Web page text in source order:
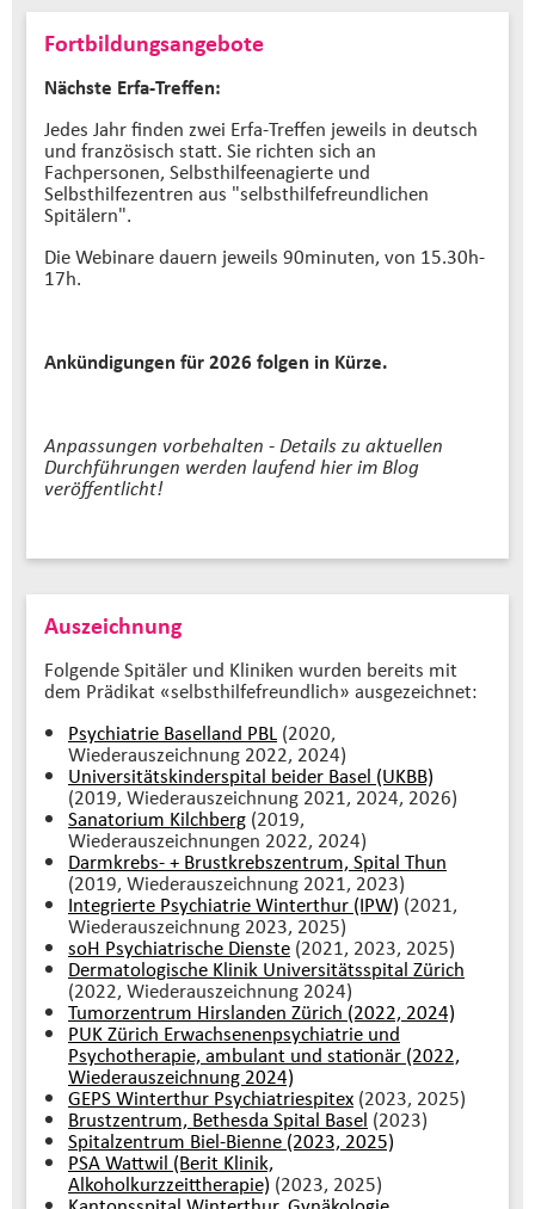
Fortbildungsangebote
Nächste Erfa-Treffen:
Jedes Jahr finden zwei Erfa-Treffen jeweils in deutsch
und französisch statt. Sie richten sich an
Fachpersonen, Selbsthilfeenagierte und
Selbsthilfezentren aus "selbsthilfefreundlichen
Spitälern".
Die Webinare dauern jeweils 90minuten, von 15.30h-
17h.
Ankündigungen für 2026 folgen in Kürze.
Anpassungen vorbehalten - Details zu aktuellen
Durchführungen werden laufend hier im Blog
veröffentlicht!
Auszeichnung
Folgende Spitäler und Kliniken wurden bereits mit
dem Prädikat «selbsthilfefreundlich» ausgezeichnet:
Psychiatrie Baselland PBL (2020,
Wiederauszeichnung 2022, 2024)
Universitätskinderspital beider Basel (UKBB)
(2019, Wiederauszeichnung 2021, 2024, 2026)
Sanatorium Kilchberg (2019,
Wiederauszeichnungen 2022, 2024)
Darmkrebs- + Brustkrebszentrum, Spital Thun
(2019, Wiederauszeichnung 2021, 2023)
Integrierte Psychiatrie Winterthur (IPW) (2021,
Wiederauszeichnung 2023, 2025)
soH Psychiatrische Dienste (2021, 2023, 2025)
Dermatologische Klinik Universitätsspital Zürich
(2022, Wiederauszeichnung 2024)
Tumorzentrum Hirslanden Zürich (2022, 2024)
PUK Zürich Erwachsenenpsychiatrie und
Psychotherapie, ambulant und stationär (2022,
Wiederauszeichnung 2024)
GEPS Winterthur Psychiatriespitex (2023, 2025)
Brustzentrum, Bethesda Spital Basel (2023)
Spitalzentrum Biel-Bienne (2023, 2025)
PSA Wattwil (Berit Klinik,
Alkoholkurzzeittherapie) (2023, 2025)